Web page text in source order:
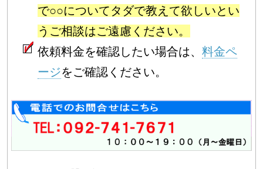
で○○についてタダで教えて欲しいとい
うご相談はご遠慮ください。
依頼料金を確認したい場合は、 料金ペ
ージをご確認ください。